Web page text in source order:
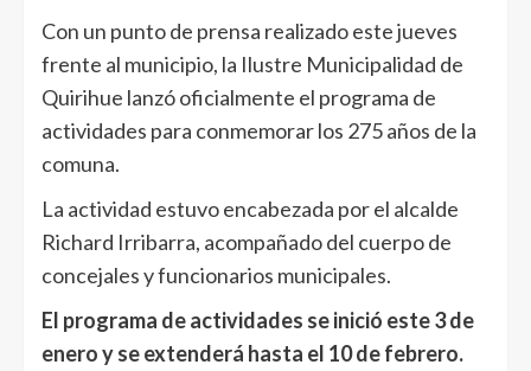
Con un punto de prensa realizado este jueves
frente al municipio, la Ilustre Municipalidad de
Quirihue lanzó oficialmente el programa de
actividades para conmemorar los 275 años de la
comuna.
La actividad estuvo encabezada por el alcalde
Richard Irribarra, acompañado del cuerpo de
concejales y funcionarios municipales.
El programa de actividades se inició este 3 de
enero y se extenderá hasta el 10 de febrero.